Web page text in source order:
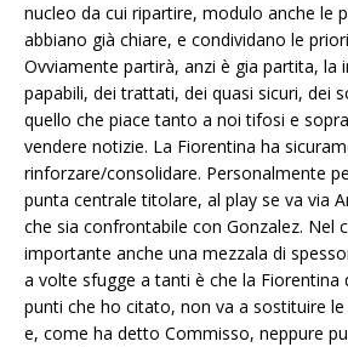
nucleo da cui ripartire, modulo anche le
abbiano già chiare, e condividano le
Ovviamente partirà, anzi è gia partita, la
papabili, dei trattati, dei quasi sicuri, dei
quello che piace tanto a noi tifosi e
vendere notizie. La Fiorentina ha
rinforzare/consolidare. Personalmente
punta centrale titolare, al play se va via
che sia confrontabile con Gonzalez. Nel
importante anche una mezzala di
a volte sfugge a tanti è che la Fiorentina
punti che ho citato, non va a sostituire
e, come ha detto Commisso, neppure